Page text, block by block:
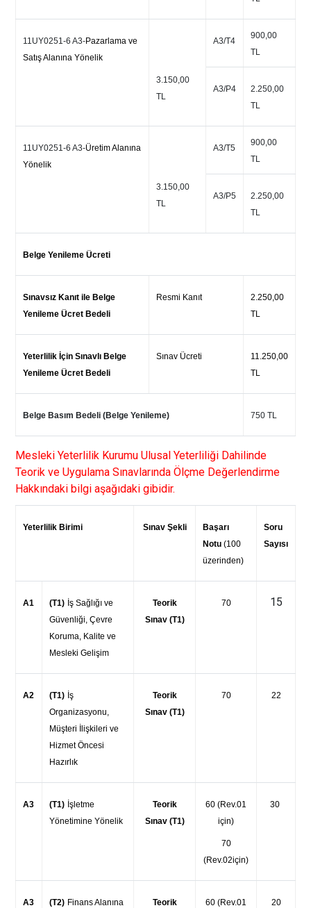
11UY0251-6 A3-Pazarlama ve
Satış Alanına Yönelik
3.150,00
TL
A3/T4
900,00
TL
A3/P4
2.250,00
TL
11UY0251-6 A3-Üretim Alanına
Yönelik
3.150,00
TL
A3/T5
900,00
TL
A3/P5
2.250,00
TL
Belge Yenileme Ücreti
Sınavsız Kanıt ile Belge
Yenileme Ücret Bedeli
Resmi Kanıt
2.250,00
TL
Yeterlilik İçin Sınavlı Belge
Yenileme Ücret Bedeli
Sınav Ücreti
11.250,00
TL
Belge Basım Bedeli (Belge Yenileme) 750 TL
Mesleki Yeterlilik Kurumu Ulusal Yeterliliği Dahilinde
Teorik ve Uygulama Sınavlarında Ölçme Değerlendirme
Hakkındaki bilgi aşağıdaki gibidir.
Yeterlilik Birimi Sınav Şekli
Başarı
Notu (100
üzerinden)
Soru
Sayısı
A1 (T1) İş Sağlığı ve
Güvenliği, Çevre
Koruma, Kalite ve
Mesleki Gelişim
Teorik
Sınav (T1)
70 15
A2 (T1) İş
Organizasyonu,
Müşteri İlişkileri ve
Hizmet Öncesi
Hazırlık
Teorik
Sınav (T1)
70 22
A3 (T1) İşletme
Yönetimine Yönelik
Teorik
Sınav (T1)
60 (Rev.01
için)
70
(Rev.02için)
30
A3 (T2) Finans Alanına
Teorik
60 (Rev.01
20